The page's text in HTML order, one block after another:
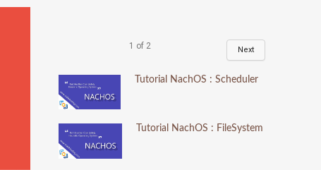
1 of 2 Next
Tutorial NachOS : Scheduler
Tutorial NachOS : FileSystem